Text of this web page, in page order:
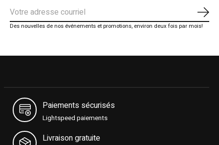
Des nouvelles de nos événements et promotions, environ deux fois par mois!
Paiements sécurisés
Lightspeed paiements
Livraison gratuite